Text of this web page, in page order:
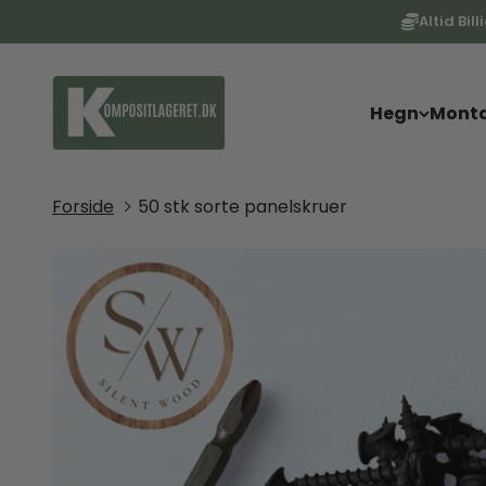
Altid
Hegn
KOMPOSITlageret
Forside 50 stk sorte panelskruer